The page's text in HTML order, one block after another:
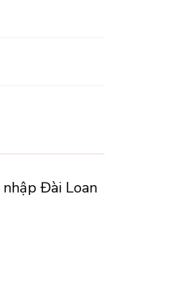
nhập Đài Loan